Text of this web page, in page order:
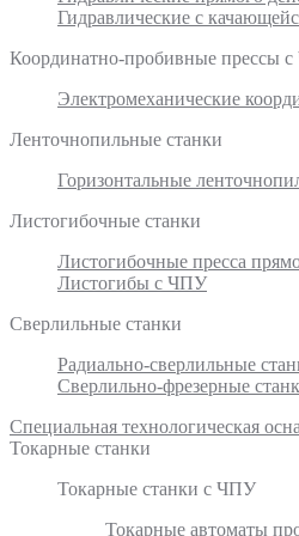
Гидравлические с
Координатно-пробивные прессы
Электромеханические
Ленточнопильные станки
Горизонтальные
Листогибочные станки
Листогибочные пресса
Листогибы с ЧПУ
Сверлильные станки
Радиально-сверлильные
Сверлильно-фрезерные
Специальная технологическая
Токарные станки
Токарные станки с ЧПУ
Токарные автоматы